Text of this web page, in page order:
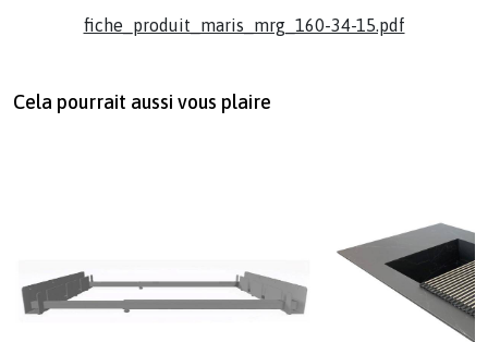
fiche_produit_maris_mrg_160-34-15.pdf
Cela pourrait aussi vous plaire